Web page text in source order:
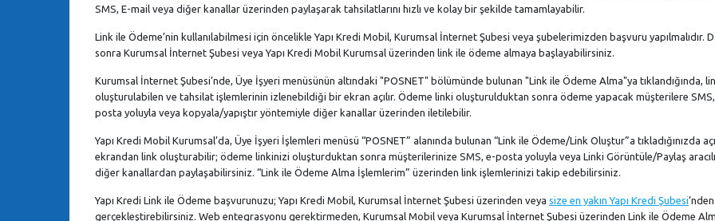
SMS, E-mail veya diğer kanallar üzerinden paylaşarak tahsilatlarını hızlı ve kolay bir şekilde tamamlayabilir.
Link ile Ödeme’nin kullanılabilmesi için öncelikle Yapı Kredi Mobil, Kurumsal İnternet Şubesi veya şubelerimizden başvuru yapılmalıdır.
sonra Kurumsal İnternet Şubesi veya Yapı Kredi Mobil Kurumsal üzerinden link ile ödeme almaya başlayabilirsiniz.
Kurumsal İnternet Şubesi’nde, Üye İşyeri menüsünün altındaki "POSNET" bölümünde bulunan "Link ile Ödeme Alma"ya tıklandığında,
oluşturulabilen ve tahsilat işlemlerinin izlenebildiği bir ekran açılır. Ödeme linki oluşturulduktan sonra ödeme yapacak müşterilere
posta yoluyla veya kopyala/yapıştır yöntemiyle diğer kanallar üzerinden iletilebilir.
Yapı Kredi Mobil Kurumsal’da, Üye İşyeri İşlemleri menüsü “POSNET” alanında bulunan “Link ile Ödeme/Link Oluştur”a tıkladığınızda
ekrandan link oluşturabilir; ödeme linkinizi oluşturduktan sonra müşterilerinize SMS, e-posta yoluyla veya Linki Görüntüle/Paylaş
diğer kanallardan paylaşabilirsiniz. “Link ile Ödeme Alma İşlemlerim” üzerinden link işlemlerinizi takip edebilirsiniz.
Yapı Kredi Link ile Ödeme başvurunuzu; Yapı Kredi Mobil, Kurumsal İnternet Şubesi üzerinden veya size en yakın Yapı Kredi Şubesi’nden
gerçekleştirebilirsiniz. Web entegrasyonu gerektirmeden, Kurumsal Mobil veya Kurumsal İnternet Şubesi üzerinden Link ile Ödeme